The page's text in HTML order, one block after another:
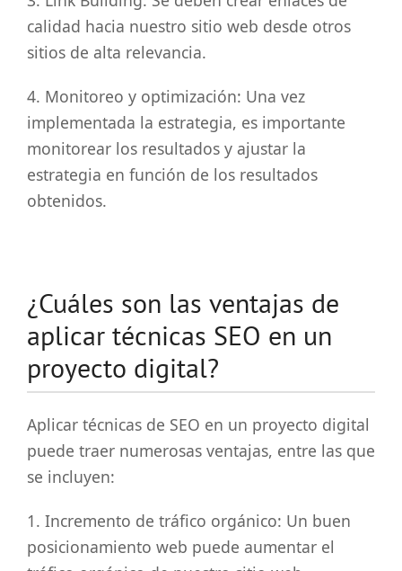
calidad hacia nuestro sitio web desde otros
sitios de alta relevancia.
4. Monitoreo y optimización: Una vez
implementada la estrategia, es importante
monitorear los resultados y ajustar la
estrategia en función de los resultados
obtenidos.
¿Cuáles son las ventajas de
aplicar técnicas SEO en un
proyecto digital?
Aplicar técnicas de SEO en un proyecto digital
puede traer numerosas ventajas, entre las que
se incluyen:
1. Incremento de tráfico orgánico: Un buen
posicionamiento web puede aumentar el